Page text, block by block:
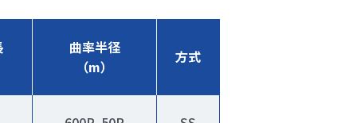
曲率半径
（m）
方式